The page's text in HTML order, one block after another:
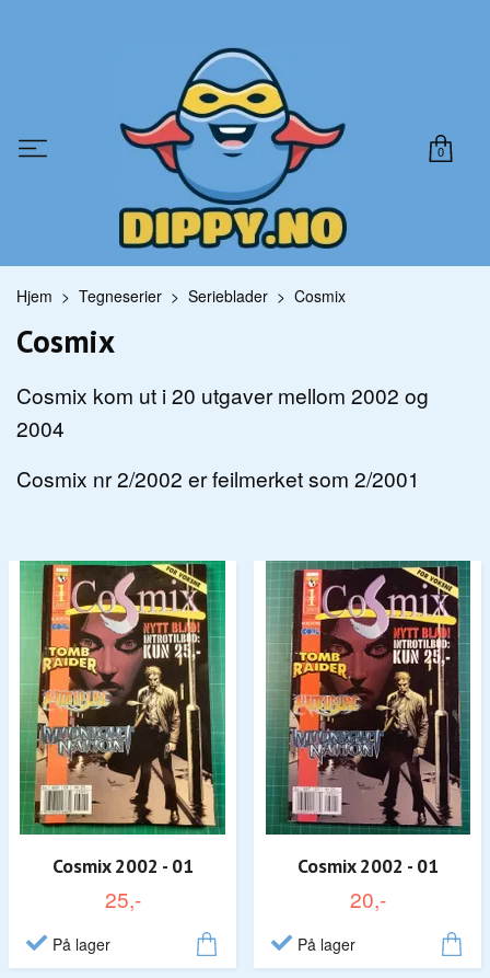
0
Hjem Tegneserier Serieblader Cosmix
Cosmix
Cosmix kom ut i 20 utgaver mellom 2002 og
2004
Cosmix nr 2/2002 er feilmerket som 2/2001
Cosmix 2002 - 01
25,-
På lager
Cosmix 2002 - 01
20,-
På lager